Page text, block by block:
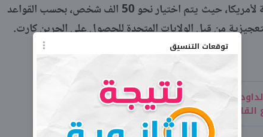
توقعات التنسيق
ويتم الإشعار العلني لنتائج الهجرة العشوائية لأمريكا، حيث يتم اختيار نحو 50 الف شخص، بحسب القواعد
من قبل الولايات المتحدة للحصول على الجرين كارت.
في أمريكا.. قائدهم ادعى
وأمرهم بالانتحار